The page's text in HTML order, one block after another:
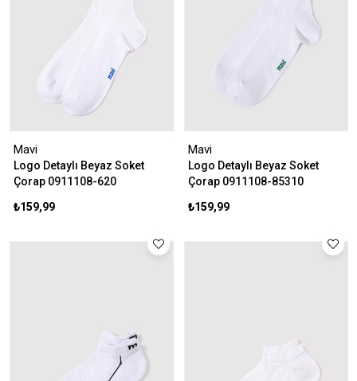
Mavi
Logo Detaylı Beyaz Soket
Çorap 0911108-620
₺159,99
Mavi
Logo Detaylı Beyaz Soket
Çorap 0911108-85310
₺159,99